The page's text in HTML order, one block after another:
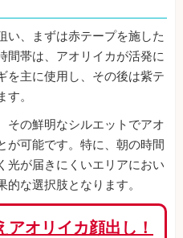
い、まずは赤テープを施した
間帯は、アオリイカが活発に
を主に使用し、その後は紫テ
。
その鮮明なシルエットでアオ
が可能です。特に、朝の時間
光が届きにくいエリアにおい
な選択肢となります。
オリイカ顔出し！